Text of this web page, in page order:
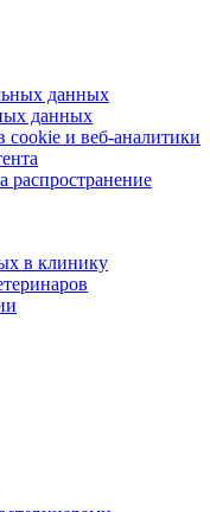
данных
данных
cookie и веб-аналитики
распространение
в клинику